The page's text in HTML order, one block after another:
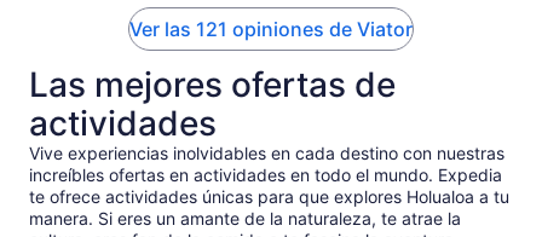
well to road closures and finding new ways to see the park.
If you’re looking for an in depth coffee farm tour, you should
book that separately.
Ver las 121 opiniones de Viator
Las mejores ofertas de
actividades
Vive experiencias inolvidables en cada destino con nuestras
increíbles ofertas en actividades en todo el mundo. Expedia
te ofrece actividades únicas para que explores Holualoa a tu
manera. Si eres un amante de la naturaleza, te atrae la